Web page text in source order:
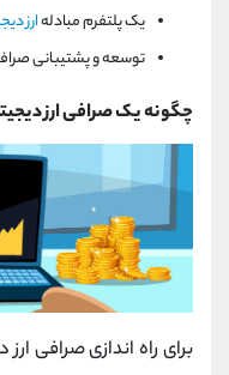
یک پلتفرم مبادلهارز
توسعه و پشتیبانی
چگونه یک صرافی ارز
برای راه اندازی صرافی